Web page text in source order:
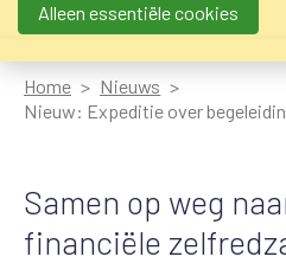
Home
Nieuws
Nieuw: Expeditie over
Samen op weg
financiële
Alleen essentiële cookies